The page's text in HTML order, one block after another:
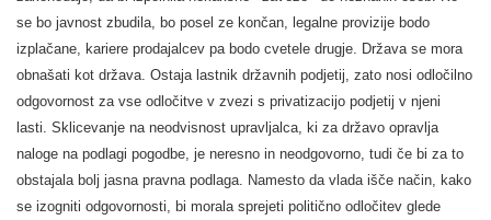
se bo javnost zbudila, bo posel ze končan, legalne provizije bodo
izplačane, kariere prodajalcev pa bodo cvetele drugje. Država se mora
obnašati kot država. Ostaja lastnik državnih podjetij, zato nosi odločilno
odgovornost za vse odločitve v zvezi s privatizacijo podjetij v njeni
lasti. Sklicevanje na neodvisnost upravljalca, ki za državo opravlja
naloge na podlagi pogodbe, je neresno in neodgovorno, tudi če bi za to
obstajala bolj jasna pravna podlaga. Namesto da vlada išče način, kako
se izogniti odgovornosti, bi morala sprejeti politično odločitev glede